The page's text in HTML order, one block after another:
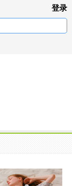
造
实地，凌云舍我
登录